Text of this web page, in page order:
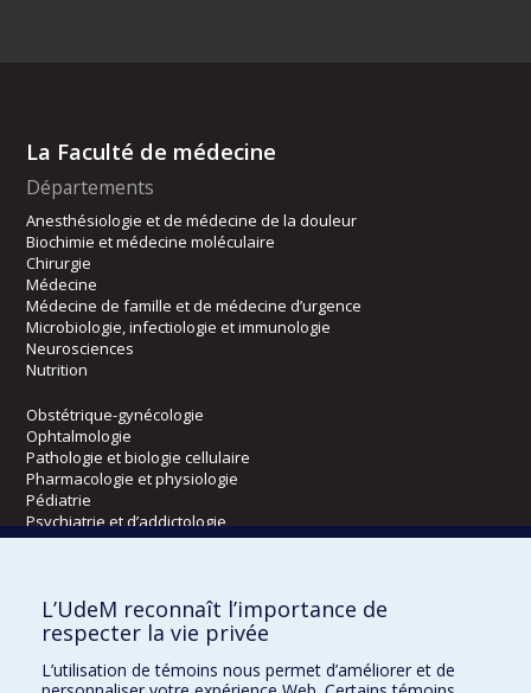
La Faculté de médecine
Départements
Anesthésiologie et de médecine de la douleur
Biochimie et médecine moléculaire
Chirurgie
Médecine
Médecine de famille et de médecine d’urgence
Microbiologie, infectiologie et immunologie
Neurosciences
Nutrition
Obstétrique-gynécologie
Ophtalmologie
Pathologie et biologie cellulaire
Pharmacologie et physiologie
Pédiatrie
Psychiatrie et d’addictologie
Radiologie, radio-oncologie et médecine nucléaire
Écoles
Orthophonie et audiologie
L’UdeM reconnaît l’importance de
respecter la vie privée
L’utilisation de témoins nous permet d’améliorer et de